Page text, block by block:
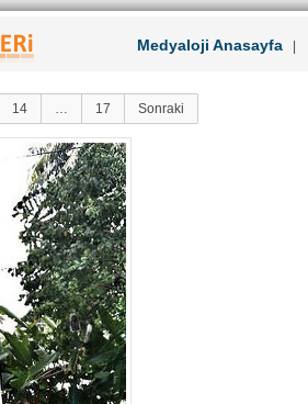
Medyaloji Anasayfa|
14 … 17 Sonraki